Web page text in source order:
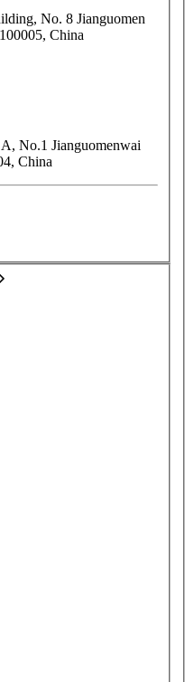
No. 8 Jianguomen
China
No.1 Jianguomenwai
China